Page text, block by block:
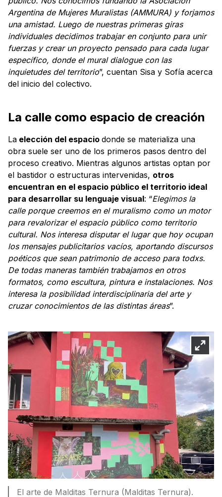
Argentina de Mujeres Muralistas (AMMURA) y forjamos
una amistad. Luego de nuestras primeras giras
individuales decidimos trabajar en conjunto para unir
fuerzas y crear un proyecto pensado para cada lugar
específico, donde el mural dialogue con las
inquietudes del territorio”, cuentan Sisa y Sofía acerca
del inicio del colectivo.
La calle como espacio de creación
La elección del espacio donde se materializa una
obra suele ser uno de los primeros pasos dentro del
proceso creativo. Mientras algunos artistas optan por
el bastidor o estructuras intervenidas, otros
encuentran en el espacio público el territorio ideal
para desarrollar su lenguaje visual: “Elegimos la
calle porque creemos en el muralismo como un motor
para revalorizar el espacio público como territorio
cultural. Nos interesa disputar el lugar que hoy ocupan
los mensajes publicitarios vacíos, aportando discursos
poéticos que sean patrimonio de acceso para todxs.
De todas maneras también trabajamos en otros
formatos, como escultura, pintura e instalaciones. Nos
interesa la posibilidad interdisciplinaria del arte y
cruzar conocimientos de las distintas áreas”.
El arte de Malditas Ternura (Malditas Ternura).